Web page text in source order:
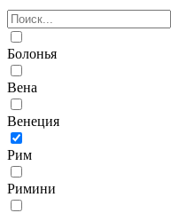
Болонья
Вена
Венеция
Рим
Римини